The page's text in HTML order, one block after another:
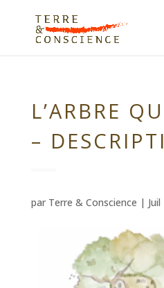
L’ARBRE
–
par Terre & Conscience |